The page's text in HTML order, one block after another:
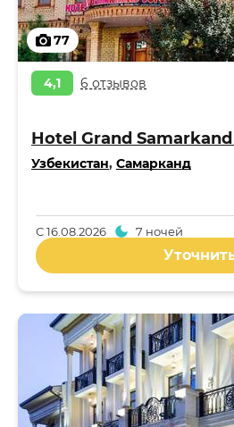
77
4,1 6 отзывов
Hotel Grand
Узбекистан, Самарканд
С16.08.2026 7 ночей